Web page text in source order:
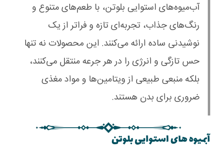
آب‌میوه‌های استوایی بلوتن، با طعم‌های متنوع و
رنگ‌های جذاب، تجربه‌ای تازه و فراتر از یک
نوشیدنی ساده ارائه می‌کنند. این محصولات نه تنها
حس تازگی و انرژی را در هر جرعه منتقل می‌کنند،
بلکه منبعی طبیعی از ویتامین‌ها و مواد مغذی
ضروری برای بدن هستند.
آبمیوه های استوایی بلوتن